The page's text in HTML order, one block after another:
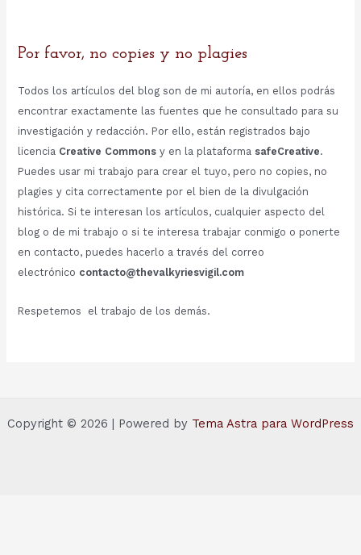
Por favor, no copies y no plagies
Todos los artículos del blog son de mi autoría, en ellos podrás
encontrar exactamente las fuentes que he consultado para su
investigación y redacción. Por ello, están registrados bajo
licencia Creative Commonsy en la plataforma safeCreative.
Puedes usar mi trabajo para crear el tuyo, pero no copies, no
plagies y cita correctamente por el bien de la divulgación
histórica. Si te interesan los artículos, cualquier aspecto del
blog o de mi trabajo o si te interesa trabajar conmigo o ponerte
en contacto, puedes hacerlo a través del correo
electrónico contacto@thevalkyriesvigil.com
Respetemos el trabajo de los demás.
Copyright © 2026 | Powered by Tema Astra para WordPress